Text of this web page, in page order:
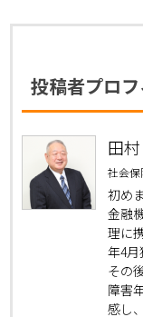
投稿者プロ
田
社会保
初め
金融
理に
年4月
その
障害
感し